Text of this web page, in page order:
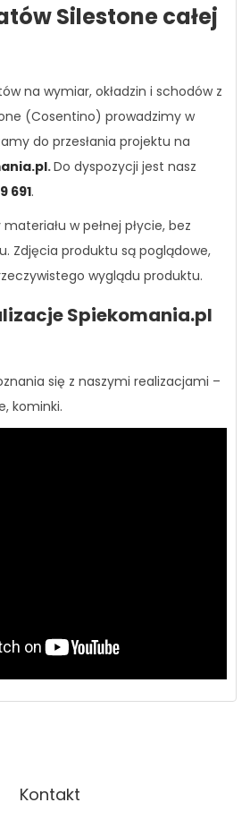
Silestone całej
na wymiar, okładzin i schodów z
(Cosentino) prowadzimy w
do przesłania projektu na
.Do dyspozycji jest nasz
691.
w pełnej płycie, bez
Zdjęcia produktu są poglądowe,
wyglądu produktu.
Spiekomania.pl
się z naszymi realizacjami –
kominki.
Kontakt